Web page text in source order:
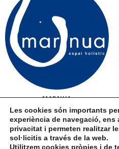
MARNUA
Les cookies són importants
experiència de navegació, ens
privacitat i permeten realitzar
sol·licitis a través de la web.
Utilitzem cookies pròpies i de